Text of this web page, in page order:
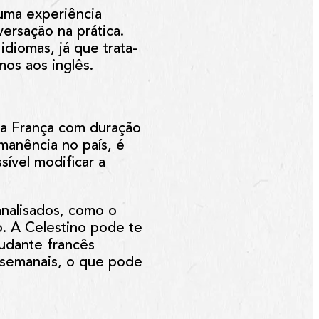
experiência
na prática.
já que trata-
aos inglês.
França com duração
no país, é
modificar a
como o
A Celestino pode te
francês
o que pode